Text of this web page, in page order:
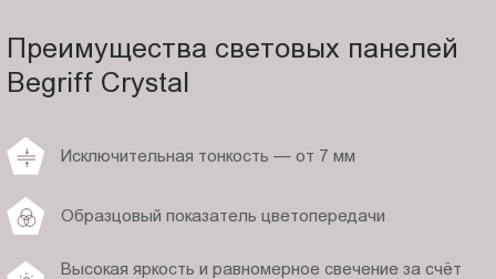
Преимущества световых панелей
Begriff Crystal
Исключительная тонкость — от 7 мм
Образцовый показатель цветопередачи
Высокая яркость и равномерное свечение за счёт